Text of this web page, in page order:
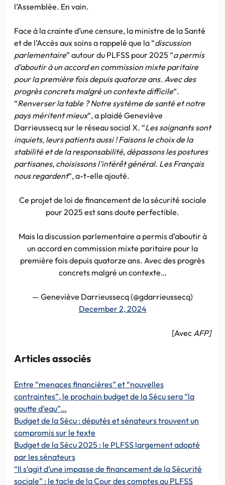
l’Assemblée. En vain.
Face à la crainte d’une censure, la ministre de la Santé
et de l’Accès aux soins a rappelé que la “discussion
parlementaire” autour du PLFSS pour 2025 “a permis
d’aboutir à un accord en commission mixte paritaire
pour la première fois depuis quatorze ans. Avec des
progrès concrets malgré un contexte difficile“.
“Renverser la table ? Notre système de santé et notre
pays méritent mieux“, a plaidé Geneviève
Darrieussecq sur le réseau social X. “Les soignants sont
inquiets, leurs patients aussi ! Faisons le choix de la
stabilité et de la responsabilité, dépassons les postures
partisanes, choisissons l’intérêt général. Les Français
nous regardent“, a-t-elle ajouté.
Ce projet de loi de financement de la sécurité sociale
pour 2025 est sans doute perfectible.
Mais la discussion parlementaire a permis d’aboutir à
un accord en commission mixte paritaire pour la
première fois depuis quatorze ans. Avec des progrès
concrets malgré un contexte…
— Geneviève Darrieussecq (@gdarrieussecq)
December 2, 2024
[Avec AFP]
Articles associés
Entre “menaces financières” et “nouvelles
contraintes”, le prochain budget de la Sécu sera “la
goutte d’eau”…
Budget de la Sécu : députés et sénateurs trouvent un
compromis sur le texte
Budget de la Sécu 2025 : le PLFSS largement adopté
par les sénateurs
“Il s’agit d’une impasse de financement de la Sécurité
sociale” : le tacle de la Cour des comptes au PLFSS